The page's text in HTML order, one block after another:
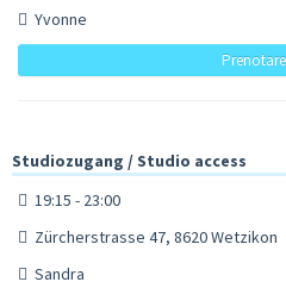
Yvonne
Studiozugang / Studio access
19:15 - 23:00
Zürcherstrasse 47, 8620 Wetzikon
Sandra